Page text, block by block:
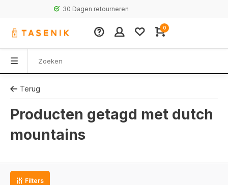
30 Dagen retourneren
0
Terug
Producten getagd met dutch
mountains
Filters